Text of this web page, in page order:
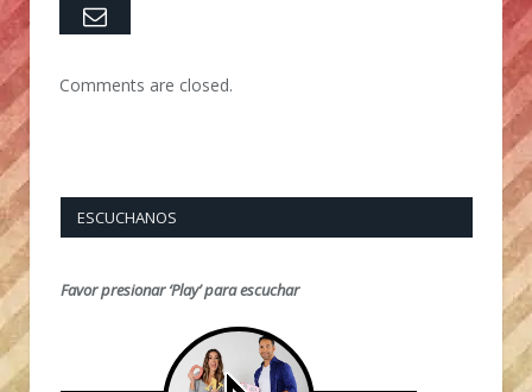
Email
Comments are closed.
ESCUCHANOS
Favor presionar ‘Play’ para escuchar